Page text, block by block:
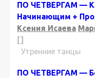
ПО ЧЕТВЕРГАМ —
Начинающим +
Ксения Исаева
[]
Утренние танцы
ПО ЧЕТВЕРГАМ —